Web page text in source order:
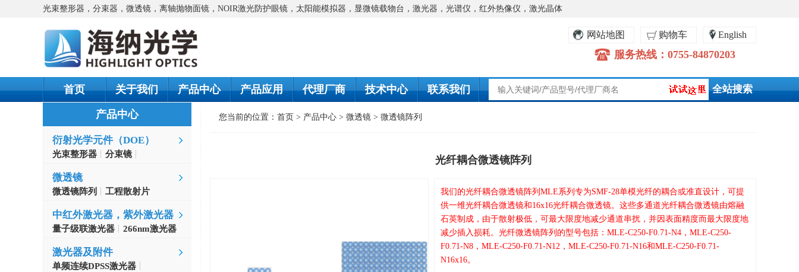
光束整形器，分束器，微透镜，离轴抛物面镜，NOIR激光防护眼镜，太阳能模拟器，显微镜载物台，激光器，光谱仪，红外热像仪，激光晶体
English
购物车
网站地图
服务热线：0755-84870203
首页 关于我们 产品中心 产品应用 代理厂商 技术中心 联系我们
产品中心
衍射光学元件（DOE）
光束整形器
分束镜
微透镜
微透镜阵列 工程散射片
中红外激光器，紫外激光器
量子级联激光器 266nm激光器
激光器及附件
单频连续DPSS激光器
您当前的位置： 首页 > 产品中心 > 微透镜 > 微透镜阵列
光纤耦合微透镜阵列
我们的光纤耦合微透镜阵列MLE系列专为SMF-28单模光纤的耦合或准直设计，可提
供一维光纤耦合微透镜和16x16光纤耦合微透镜。这些多通道光纤耦合微透镜由熔融
石英制成，由于散射极低，可最大限度地减少通道串扰，并因表面精度而最大限度地
减少插入损耗。光纤微透镜阵列的型号包括：MLE-C250-F0.71-N4，MLE-C250-
F0.71-N8，MLE-C250-F0.71-N12，MLE-C250-F0.71-N16和MLE-C250-F0.71-
N16x16。